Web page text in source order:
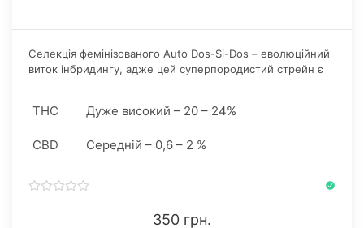
Селекція фемінізованого Auto Dos-Si-Dos – еволюційний
виток інбридингу, адже цей суперпородистий стрейн є
THC Дуже високий – 20 – 24%
CBD Середній – 0,6 – 2 %
350 грн.